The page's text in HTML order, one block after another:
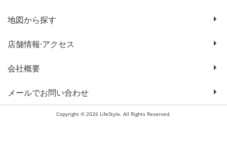
地図から探す
店舗情報·アクセス
会社概要
メールでお問い合わせ
Copyright © 2026 LifeStyle. All Rights Reserved.